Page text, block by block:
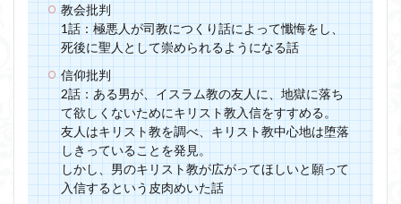
教会批判
1話：極悪人が司教につくり話によって懺悔をし、
死後に聖人として崇められるようになる話
信仰批判
2話：ある男が、イスラム教の友人に、地獄に落ち
て欲しくないためにキリスト教入信をすすめる。
友人はキリスト教を調べ、キリスト教中心地は堕落
しきっていることを発見。
しかし、男のキリスト教が広がってほしいと願って
入信するという皮肉めいた話